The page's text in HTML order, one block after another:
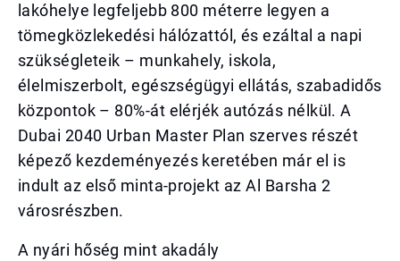
lakóhelye legfeljebb 800 méterre legyen a
tömegközlekedési hálózattól, és ezáltal a napi
szükségleteik – munkahely, iskola,
élelmiszerbolt, egészségügyi ellátás, szabadidős
központok – 80%-át elérjék autózás nélkül. A
Dubai 2040 Urban Master Plan szerves részét
képező kezdeményezés keretében már el is
indult az első minta-projekt az Al Barsha 2
városrészben.
A nyári hőség mint akadály